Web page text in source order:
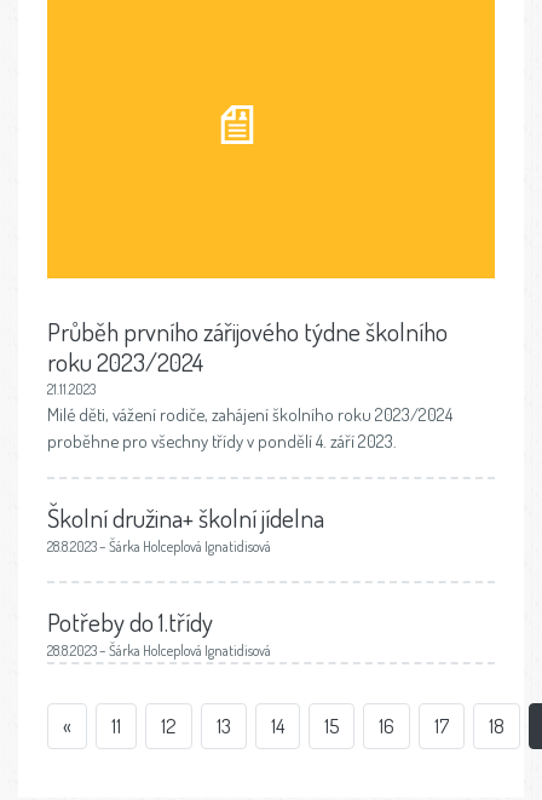
Průběh prvního zářijového týdne školního
roku 2023/2024
21.11.2023
Milé děti, vážení rodiče, zahájení školního roku 2023/2024
proběhne pro všechny třídy v pondělí 4. září 2023.
Školní družina+ školní jídelna
28.8.2023 – Šárka Holceplová Ignatidisová
Potřeby do 1.třídy
28.8.2023 – Šárka Holceplová Ignatidisová
« 11 12 13 14 15 16 17 18